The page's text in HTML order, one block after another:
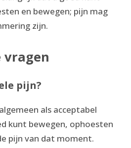
en bewegen; pijn mag
zijn.
vragen
pijn?
als acceptabel
kunt bewegen, ophoesten
pijn van dat moment.